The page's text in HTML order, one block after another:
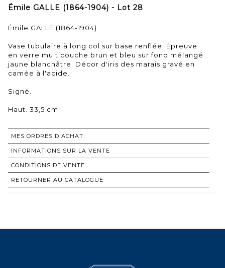
Émile GALLE (1864-1904) - Lot 28
Émile GALLE (1864-1904)
Vase tubulaire à long col sur base renflée. Épreuve
en verre multicouche brun et bleu sur fond mélangé
jaune blanchâtre. Décor d'iris des marais gravé en
camée à l'acide.
Signé.
Haut. 33,5 cm
MES ORDRES D'ACHAT
INFORMATIONS SUR LA VENTE
CONDITIONS DE VENTE
RETOURNER AU CATALOGUE